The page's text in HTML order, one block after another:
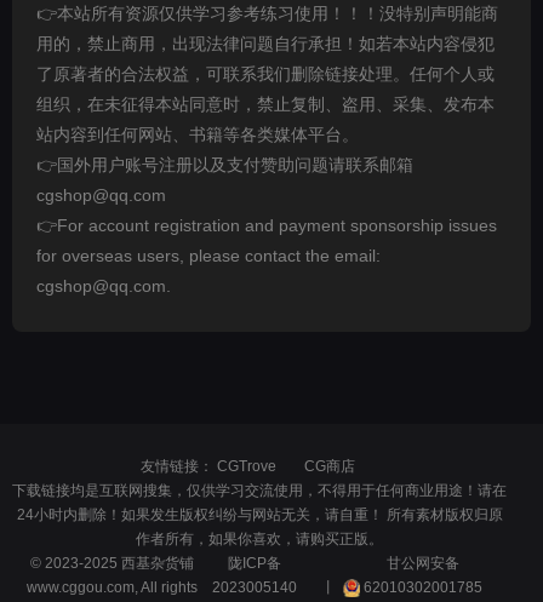
👉本站所有资源仅供学习参考练习使用！！！没特别声明能商
用的，禁止商用，出现法律问题自行承担！如若本站内容侵犯
了原著者的合法权益，可联系我们删除链接处理。任何个人或
组织，在未征得本站同意时，禁止复制、盗用、采集、发布本
站内容到任何网站、书籍等各类媒体平台。
👉国外用户账号注册以及支付赞助问题请联系邮箱
cgshop@qq.com
👉For account registration and payment sponsorship issues
for overseas users, please contact the email:
cgshop@qq.com.
友情链接： CGTrove
CG商店
下载链接均是互联网搜集，仅供学习交流使用，不得用于任何商业用途！请在
24小时内删除！如果发生版权纠纷与网站无关，请自重！ 所有素材版权归原
作者所有，如果你喜欢，请购买正版。
© 2023-2025 西基杂货铺
www.cggou.com, All rights
陇ICP备
2023005140
甘公网安备
62010302001785